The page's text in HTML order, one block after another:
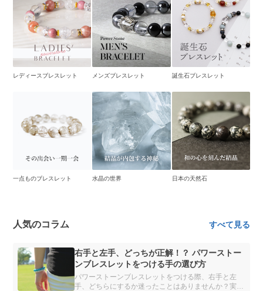
レディースブレスレット メンズブレスレット 誕生石ブレスレット
一点ものブレスレット 水晶の世界 日本の天然石
人気のコラム すべて見る
右手と左手、どっちが正解！？ パワーストー
ンブレスレットをつける手の選び方
パワーストーンブレスレットをつける際、右手と左
手、どちらにするか迷ったことはありませんか？実